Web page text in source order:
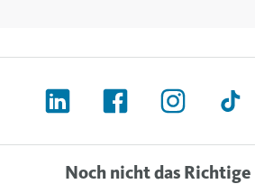
Noch nicht das